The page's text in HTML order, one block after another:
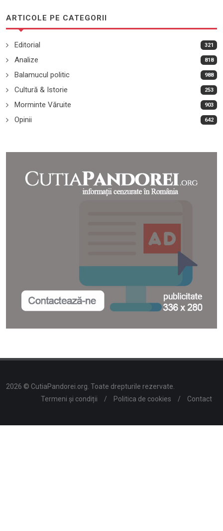
ARTICOLE PE CATEGORII
Editorial 321
Analize 818
Balamucul politic 988
Cultură & Istorie 253
Morminte Văruite 903
Opinii 642
2026 © CutiaPandorei.org. Toate drepturile rezervate.
Termeni și condiții
/ Politica de cookies / Contact